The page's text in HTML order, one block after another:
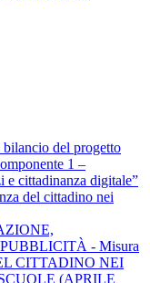
del progetto
1 –
e cittadinanza digitale”
del cittadino nei
- Misura
CITTADINO NEI
(APRILE